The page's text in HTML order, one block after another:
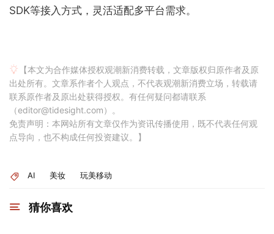
SDK等接入方式，灵活适配多平台需求。
【本文为合作媒体授权观潮新消费转载，文章版权归原作者及原
出处所有。文章系作者个人观点，不代表观潮新消费立场，转载请
联系原作者及原出处获得授权。有任何疑问都请联系
（editor@tidesight.com）。
免责声明：本网站所有文章仅作为资讯传播使用，既不代表任何观
点导向，也不构成任何投资建议。】
AI 美妆 玩美移动
猜你喜欢